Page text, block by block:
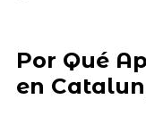
Por Qué
en